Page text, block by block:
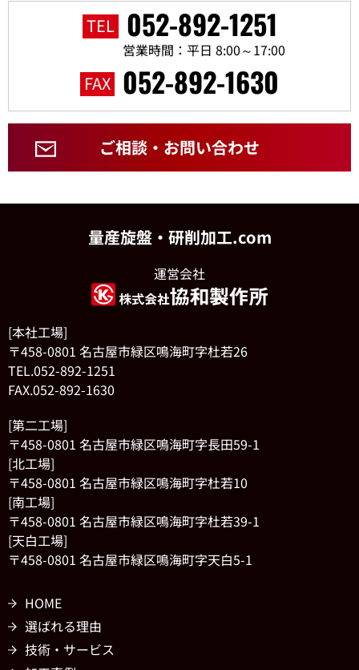
TEL 052-892-1251
営業時間：平日 8:00～17:00
FAX 052-892-1630
ご相談・お問い合わせ
量産旋盤・研削加工.com
運営会社
[本社工場]
〒458-0801 名古屋市緑区鳴海町字杜若26
TEL.052-892-1251
FAX.052-892-1630
[第二工場]
〒458-0801 名古屋市緑区鳴海町字長田59-1
[北工場]
〒458-0801 名古屋市緑区鳴海町字杜若10
[南工場]
〒458-0801 名古屋市緑区鳴海町字杜若39-1
[天白工場]
〒458-0801 名古屋市緑区鳴海町字天白5-1
HOME
選ばれる理由
技術・サービス